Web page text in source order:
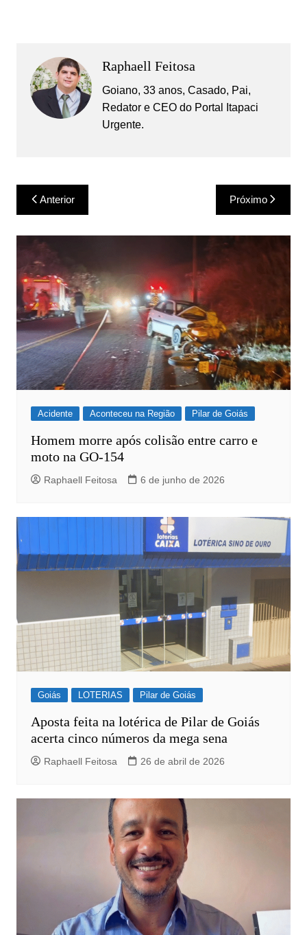
Raphaell Feitosa
Goiano, 33 anos, Casado, Pai,
Redator e CEO do Portal Itapaci
Urgente.
Navegação
de
Post
Anterior Próximo
Acidente Aconteceu na Região Pilar de Goiás
Homem morre após colisão entre carro e
moto na GO-154
Raphaell Feitosa 6 de junho de 2026
Goiás LOTERIAS Pilar de Goiás
Aposta feita na lotérica de Pilar de Goiás
acerta cinco números da mega sena
Raphaell Feitosa 26 de abril de 2026